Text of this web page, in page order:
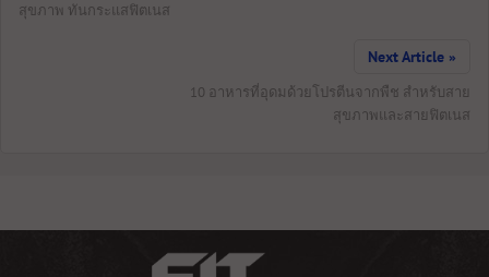
สุขภาพ ทันกระแสฟิตเนส
Next Article »
10 อาหารที่อุดมด้วยโปรตีนจากพืช สำหรับสาย
สุขภาพและสายฟิตเนส